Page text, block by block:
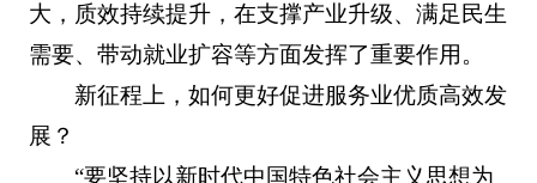
大，质效持续提升，在支撑产业升级、满足民生
需要、带动就业扩容等方面发挥了重要作用。
新征程上，如何更好促进服务业优质高效发
展？
“要坚持以新时代中国特色社会主义思想为